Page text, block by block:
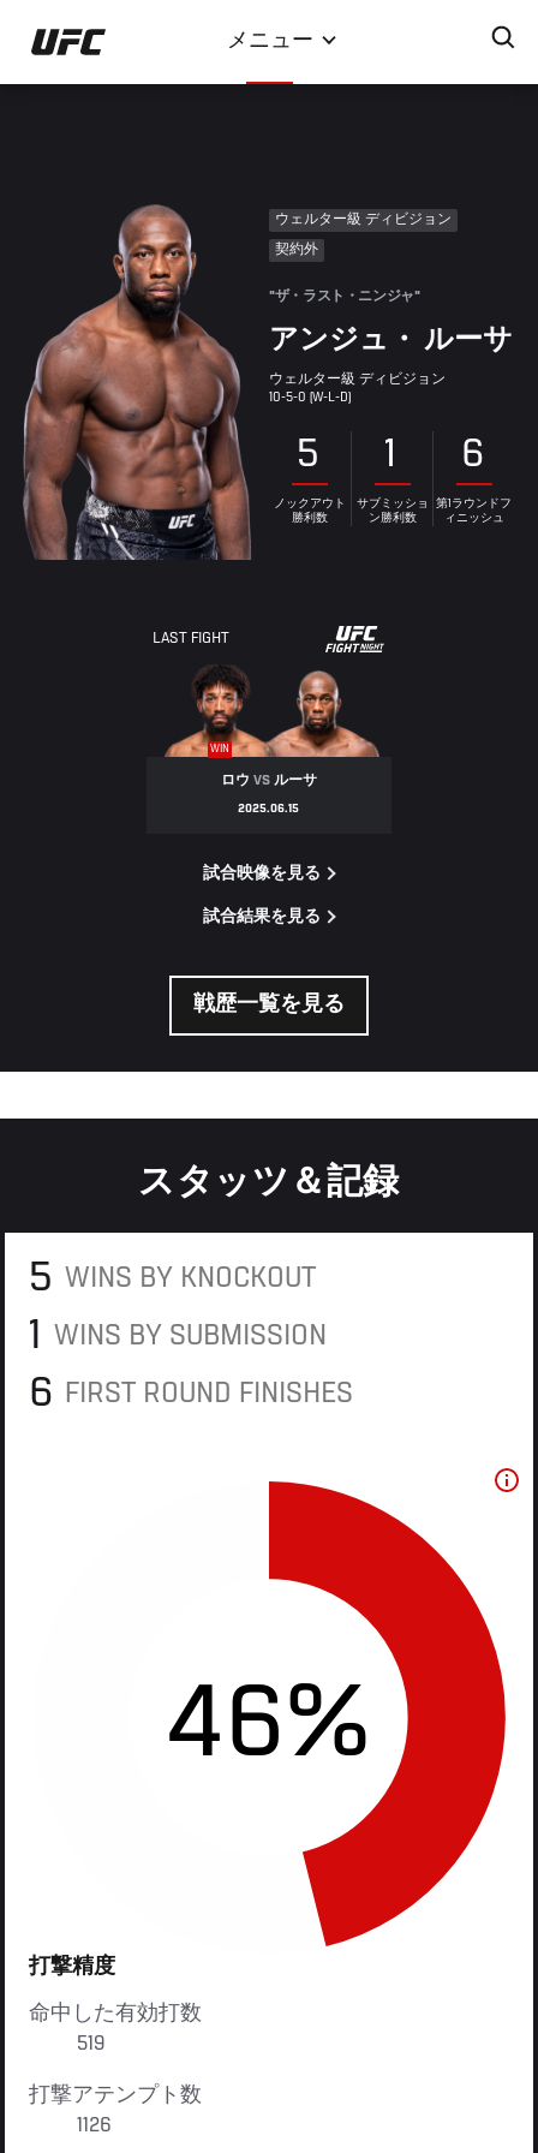
イ
ン
メニュー
ウェルター級 ディビジョン
契約外
"ザ・ラスト・ニンジャ"
アンジュ・ ルーサ
ウェルター級 ディビジョン
10-5-0 (W-L-D)
5
ノックアウト
勝利数
1
サブミッショ
ン勝利数
6
第1ラウンドフ
ィニッシュ
LAST FIGHT
UFC
FIGHT
NIGHT
WIN
ロウ VSルーサ
2025.06.15
試合映像を見る
試合結果を見る
戦歴一覧を見る
スタッツ＆記録
5 WINS BY KNOCKOUT
1 WINS BY SUBMISSION
6 FIRST ROUND FINISHES
46%
打撃精度
命中した有効打数
519
打撃アテンプト数
1126